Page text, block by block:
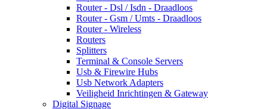
Router - Dsl / Isdn - Draadloos
Router - Gsm / Umts - Draadloos
Router - Wireless
Routers
Splitters
Terminal & Console Servers
Usb & Firewire Hubs
Usb Network Adapters
Veiligheid Inrichtingen & Gateway
Digital Signage